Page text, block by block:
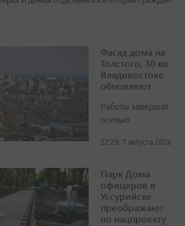
Фасад дома на
Толстого, 30 во
Владивостоке
обновляют
Работы завершат
осенью
22:29, 7 августа 2026
Парк Дома
офицеров в
Уссурийске
преображают
по нацпроекту